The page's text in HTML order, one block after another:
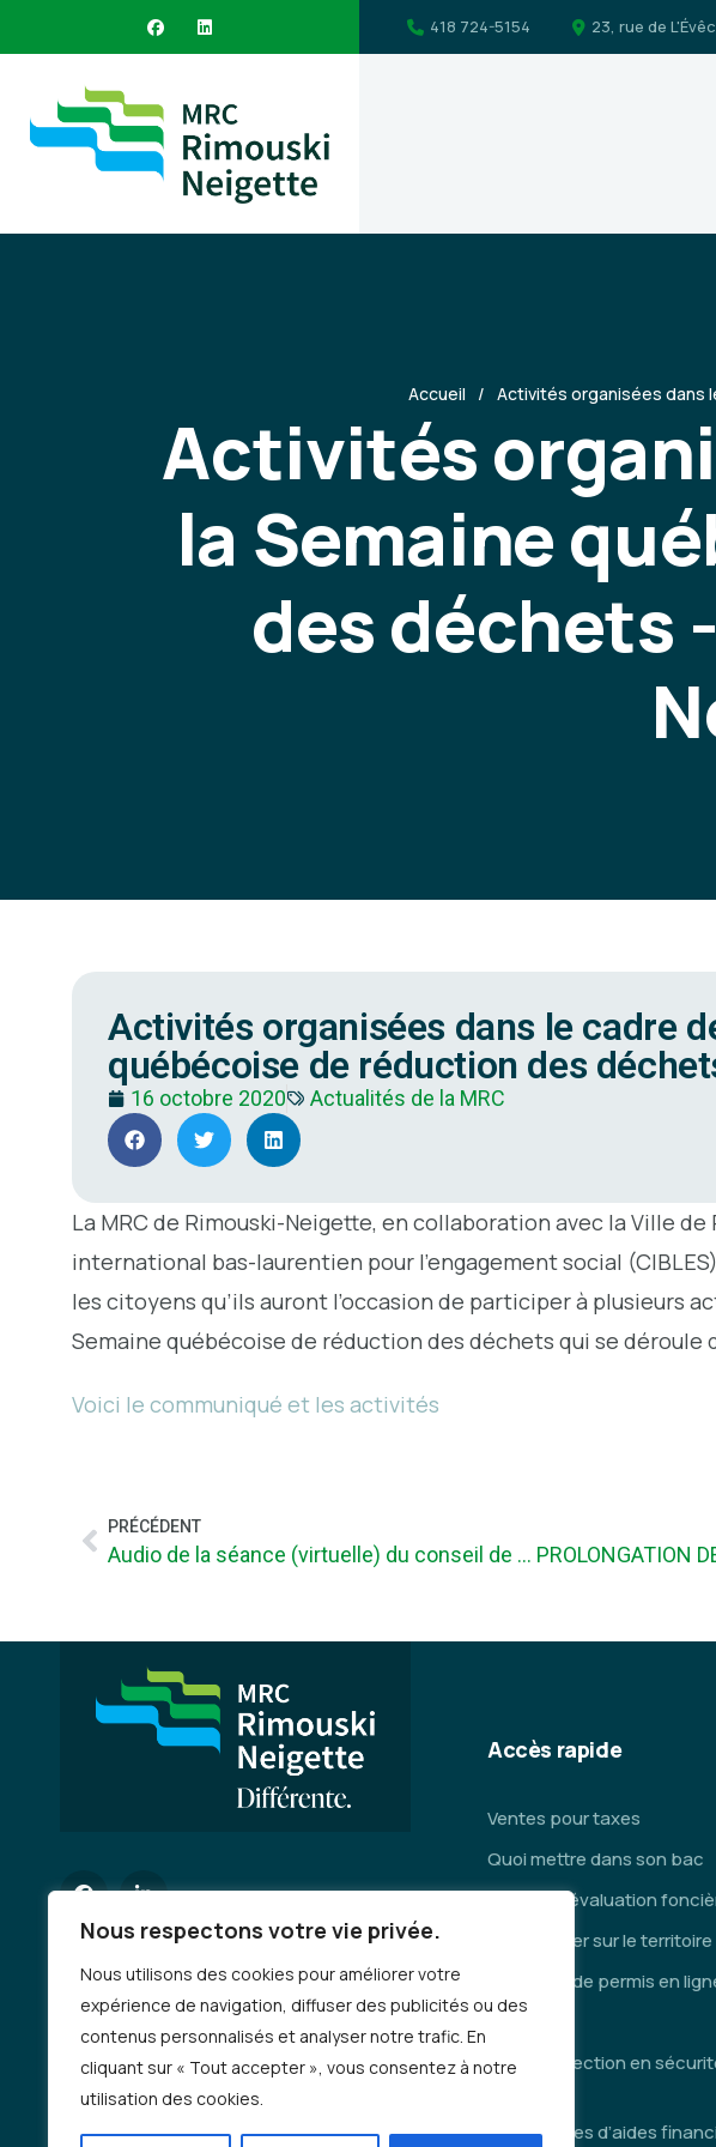
Nous respectons votre vie privée.
Nous utilisons des cookies pour améliorer votre
expérience de navigation, diffuser des publicités ou des
contenus personnalisés et analyser notre trafic. En
cliquant sur « Tout accepter », vous consentez à notre
utilisation des cookies.
418 724-5154 23, rue de
Accueil Activités organisées dans
Activités
la Semaine
des déchets
Activités organisées dans le cadre
québécoise de réduction des
16 octobre 2020 Actualités de la MRC
La MRC de Rimouski-Neigette, en collaboration avec la Ville
international bas-laurentien pour l’engagement social
les citoyens qu’ils auront l’occasion de participer à plusieurs
Semaine québécoise de réduction des déchets qui se déroule
Voici le communiqué et les activités
PRÉCÉDENT
Audio de la séance (virtuelle) du conseil de la MRC de Rimouski-Neigette du 14 octobre 2020.
Accès rapide
Ventes pour taxes
Quoi mettre dans son bac
Service d’évaluation
Se déplacer sur le territoire
Demande de permis en
Auto-inspection en
Programmes d’aides